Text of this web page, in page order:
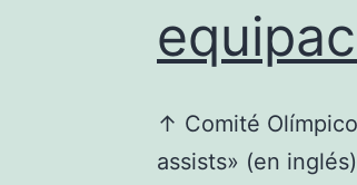
↑ Comité
assists» (en